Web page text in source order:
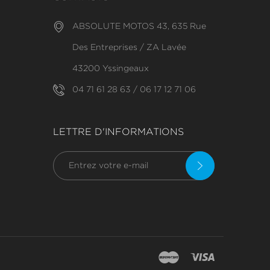
ABSOLUTE MOTOS 43, 635 Rue
Des Entreprises / ZA Lavée
43200 Yssingeaux
04 71 61 28 63 / 06 17 12 71 06
LETTRE D'INFORMATIONS